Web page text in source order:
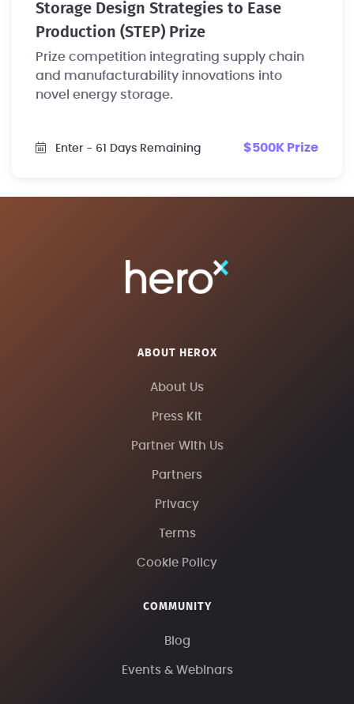
Storage Design Strategies to Ease
Production (STEP) Prize
Prize competition integrating supply chain
and manufacturability innovations into
novel energy storage.
Enter - 61 Days Remaining $500K Prize
ABOUT HEROX
About Us
Press Kit
Partner With Us
Partners
Privacy
Terms
Cookie Policy
COMMUNITY
Blog
Events & Webinars